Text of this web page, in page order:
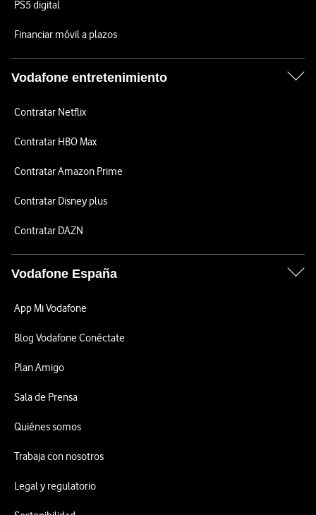
PS5 digital
Financiar móvil a plazos
Vodafone entretenimiento
Contratar Netflix
Contratar HBO Max
Contratar Amazon Prime
Contratar Disney plus
Contratar DAZN
Vodafone España
App Mi Vodafone
Blog Vodafone Conéctate
Plan Amigo
Sala de Prensa
Quiénes somos
Trabaja con nosotros
Legal y regulatorio